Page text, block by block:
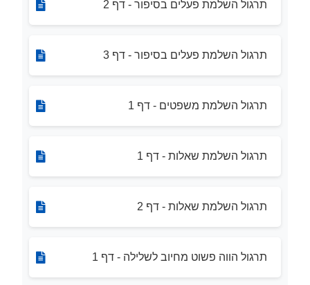
תרגול השלמת פעלים בסיפור - דף 2
תרגול השלמת פעלים בסיפור - דף 3
תרגול השלמת משפטים - דף 1
תרגול השלמת שאלות - דף 1
תרגול השלמת שאלות - דף 2
תרגול הווה פשוט מחיוב לשלילה - דף 1